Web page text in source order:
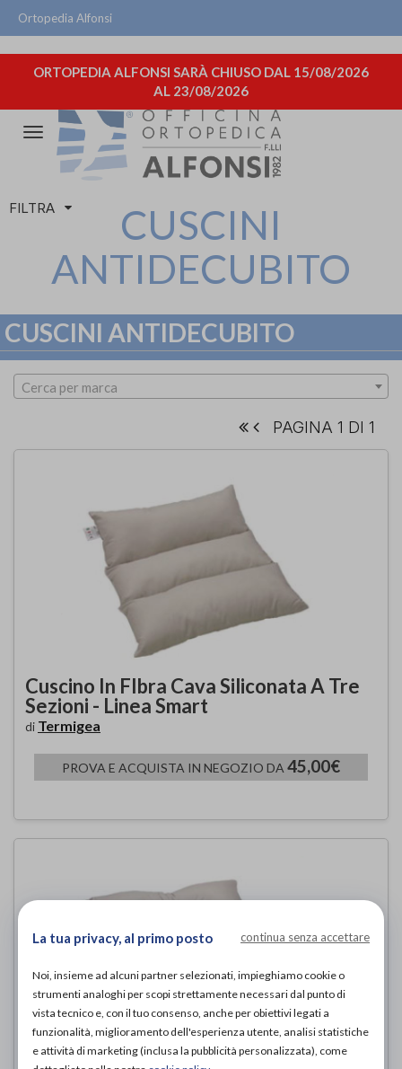
Ortopedia Alfonsi
ORTOPEDIA ALFONSI SARÀ CHIUSO DAL 15/08/2026
AL 23/08/2026
Attiva/disattiva
navigazione
FILTRA
CUSCINI
ANTIDECUBITO
CUSCINI ANTIDECUBITO
Cerca per marca
PAGINA 1 DI 1
Cuscino In FIbra Cava Siliconata A Tre
Sezioni - Linea Smart
di Termigea
PROVA E ACQUISTA IN NEGOZIO DA 45,00€
La tua privacy, al primo posto continua senza accettare
Noi, insieme ad alcuni partner selezionati, impieghiamo cookie o
strumenti analoghi per scopi strettamente necessari dal punto di
vista tecnico e, con il tuo consenso, anche per obiettivi legati a
funzionalità, miglioramento dell'esperienza utente, analisi statistiche
e attività di marketing (inclusa la pubblicità personalizzata), come